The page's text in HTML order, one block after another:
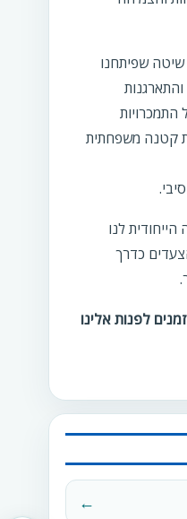
שיטה שפיתחנו
התמכרויות
קטנה משפחתית
לנו
המשותפת בנתיב 12 הצעדים כדרך
לפנות אלינו